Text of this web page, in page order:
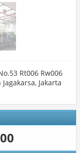
Rt006 Rw006
Jakarta